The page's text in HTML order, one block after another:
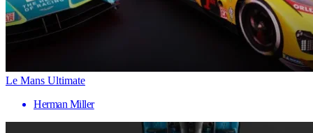
Le Mans Ultimate
Herman Miller